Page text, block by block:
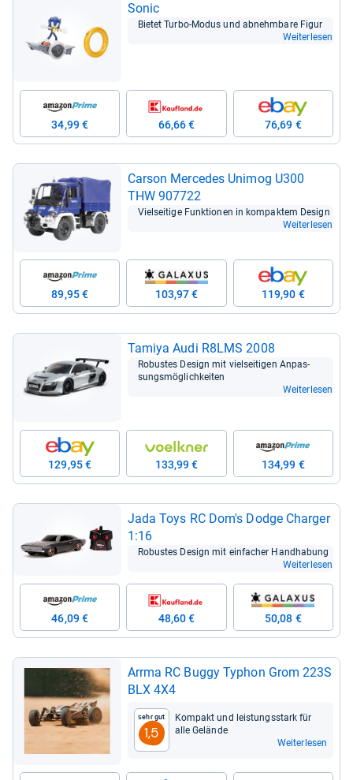
Sonic
Bie­tet Turbo-​Modus und abnehm­bare Figur
Weiterlesen
34,99 € 66,66 € 76,69 €
Car­son Mer­ce­des Uni­mog U300
THW 907722
Viel­sei­tige Funk­tio­nen in kom­pak­tem Design
Weiterlesen
89,95 € 103,97 € 119,90 €
Tamiya Audi R8LMS 2008
Robus­tes Design mit viel­sei­ti­gen Anpas­
sungs­mög­lich­kei­ten
Weiterlesen
129,95 € 133,99 € 134,99 €
Jada Toys RC Dom's Dodge Char­ger
1:16
Robus­tes Design mit ein­fa­cher Hand­ha­bung
Weiterlesen
46,09 € 48,60 € 50,08 €
Arrma RC Buggy Typhon Grom 223S
BLX 4X4
Sehr gut
1,5
Kom­pakt und leis­tungs­stark für
alle Gelände
Weiterlesen